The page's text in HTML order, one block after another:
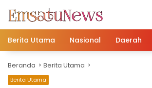
konten
Berita Utama
Nasional Daerah
Beranda Berita Utama
Berita Utama